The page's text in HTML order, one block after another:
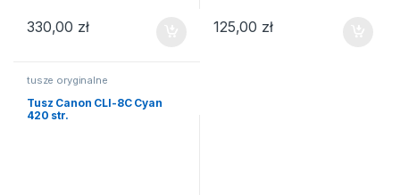
330,00 zł 125,00 zł
tusze oryginalne
Tusz Canon CLI-8C Cyan
420 str.